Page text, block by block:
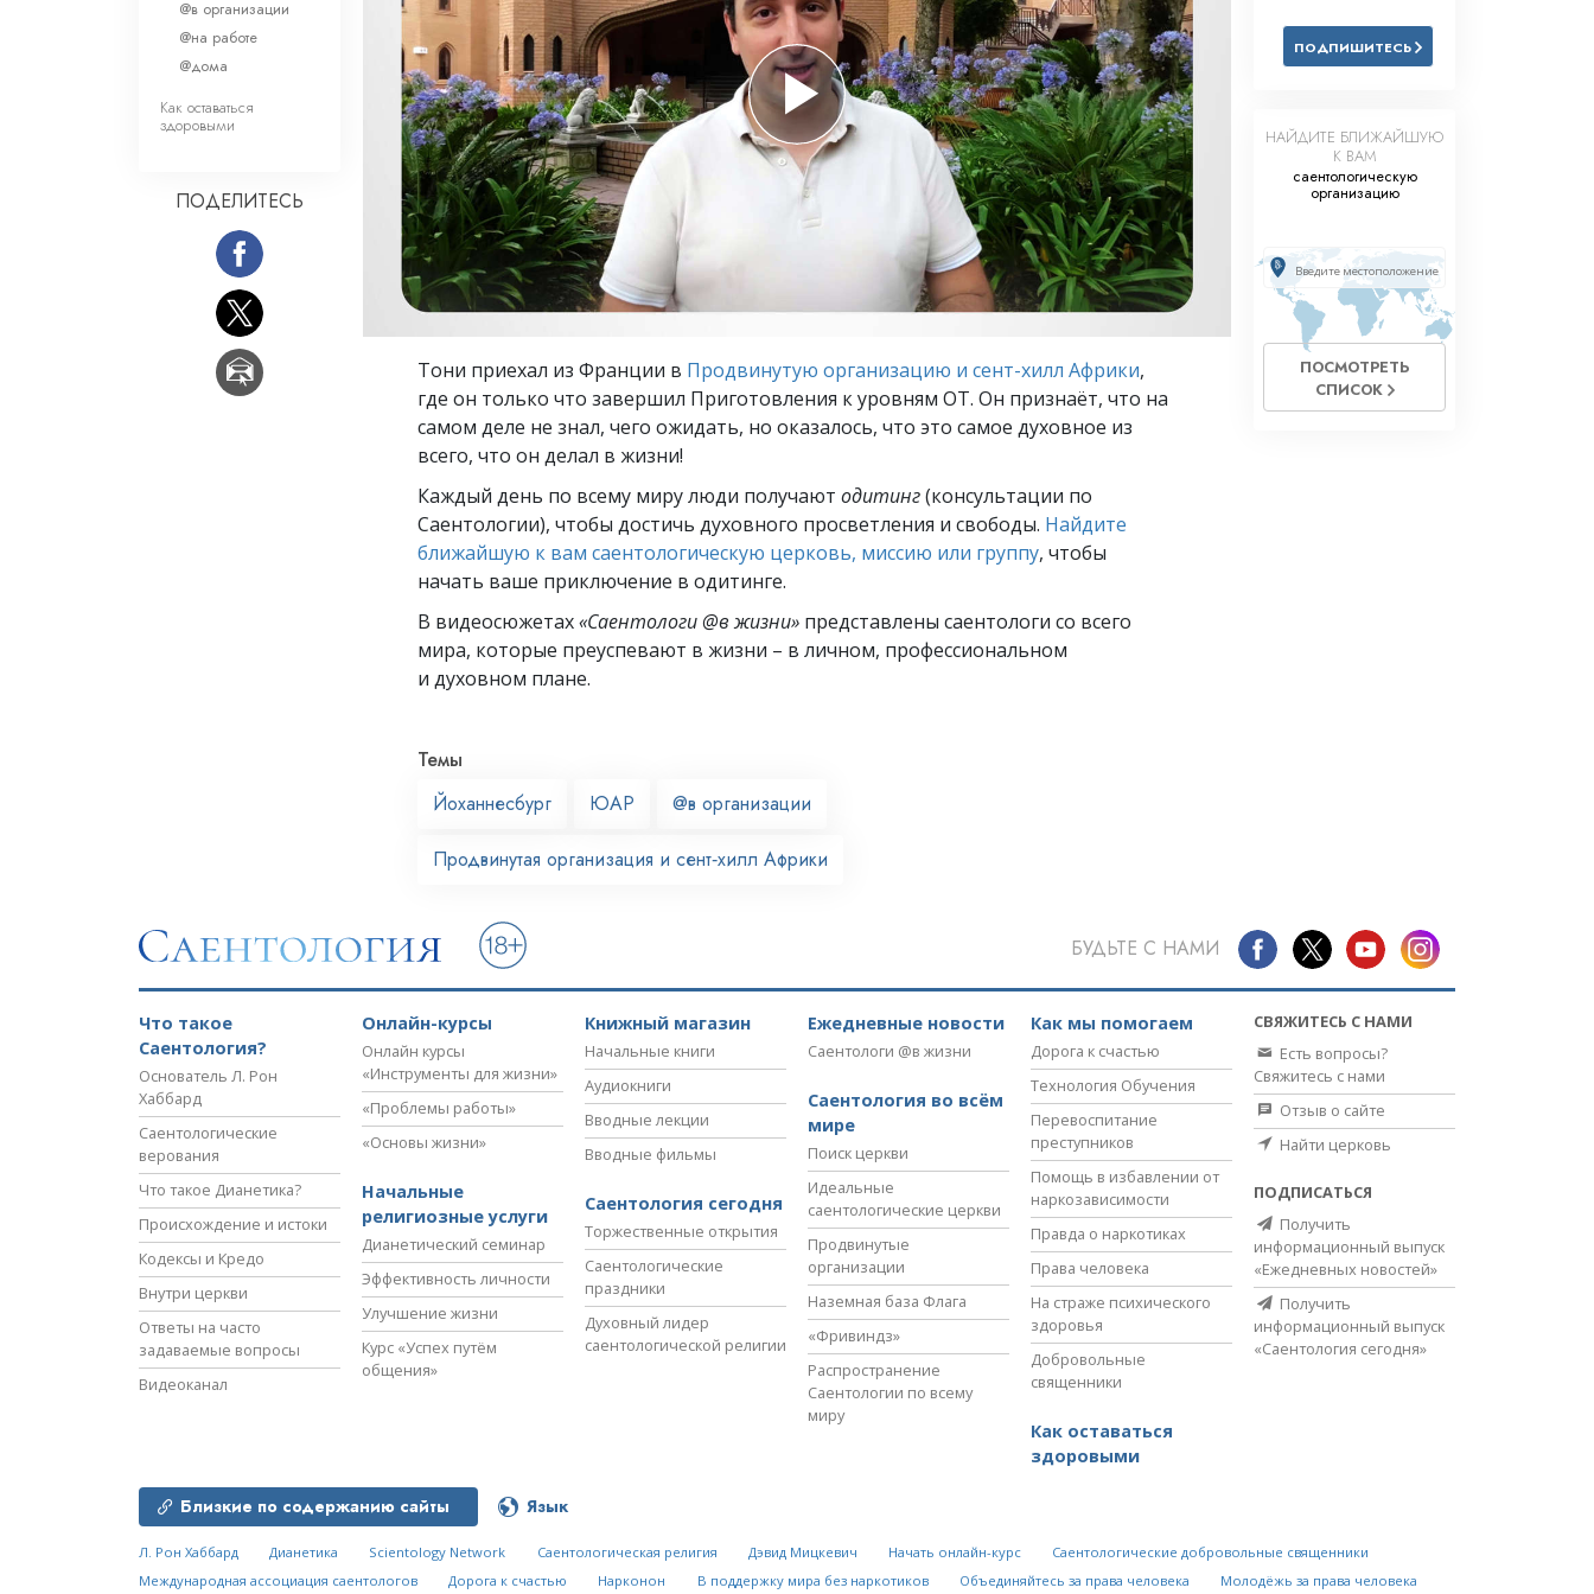
Что такое величие?
Решение проблемы наркотиков
Дети
Инструменты для использования
в работе
Этика и состояния
Причина подавления
Расследования
Основы организации
Основы связей с общественностью
Тони приехал из Франции в Продвинутую организацию и сент-хилл Африки,
где он только что завершил Приготовления к уровням ОТ. Он признаёт, что на
самом деле не знал, чего ожидать, но оказалось, что это самое духовное из
всего, что он делал в жизни!
Каждый день по всему миру люди получают одитинг(консультации по
Саентологии), чтобы достичь духовного просветления и свободы. Найдите
ближайшую к вам саентологическую церковь, миссию или группу, чтобы
начать ваше приключение в одитинге.
В видеосюжетах«Саентологи @в жизни» представлены саентологи со всего
мира, которые преуспевают в жизни – в личном, профессиональном
и духовном плане.
Темы
Йоханнесбург
ЮАР @в организации
Продвинутая организация и сент‑хилл Африки
@в организации
@на работе
@дома
Как оставаться
здоровыми
ПОДЕЛИТЕСЬ
ПОДПИШИТЕСЬ
НАЙДИТЕ БЛИЖАЙШУЮ
К ВАМ
саентологическую
организацию
ПОСМОТРЕТЬ
СПИСОК
БУДЬТЕ С НАМИ
Что такое
Саентология?
Основатель Л. Рон
Хаббард
Саентологические
верования
Что такое Дианетика?
Происхождение и истоки
Кодексы и Кредо
Внутри церкви
Ответы на часто
задаваемые вопросы
Видеоканал
Онлайн-курсы
Онлайн курсы
«Инструменты для жизни»
«Проблемы работы»
«Основы жизни»
Начальные
религиозные услуги
Дианетический семинар
Эффективность личности
Улучшение жизни
Курс «Успех путём
общения»
Книжный магазин
Начальные книги
Аудиокниги
Вводные лекции
Вводные фильмы
Саентология сегодня
Торжественные открытия
Саентологические
праздники
Духовный лидер
саентологической религии
Ежедневные новости
Саентологи @в жизни
Саентология во всём
мире
Поиск церкви
Идеальные
саентологические церкви
Продвинутые
организации
Наземная база Флага
«Фривиндз»
Распространение
Саентологии по всему
миру
Как мы помогаем
Дорога к счастью
Технология Обучения
Перевоспитание
преступников
Помощь в избавлении от
наркозависимости
Правда о наркотиках
Права человека
На страже психического
здоровья
Добровольные
священники
Как оставаться
здоровыми
СВЯЖИТЕСЬ С НАМИ
Есть вопросы?
Свяжитесь с нами
Отзыв о сайте
Найти церковь
ПОДПИСАТЬСЯ
Получить
информационный выпуск
«Ежедневных новостей»
Получить
информационный выпуск
«Саентология сегодня»
Близкие по содержанию сайты Язык
Л. Рон Хаббард Дианетика Scientology Network Саентологическая религия Дэвид Мицкевич Начать онлайн-курс
Саентологические добровольные священники
Международная ассоциация саентологов
Дорога к счастью Нарконон В поддержку мира без наркотиков Объединяйтесь за права человека Молодёжь за права человека